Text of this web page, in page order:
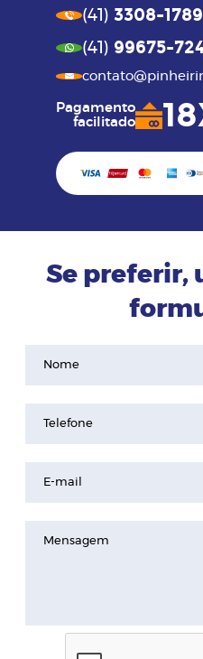
(41) 3308-1789
(41) 99675-
Pagamento
facilitado
Se preferir,
Nome
Telefone
E-mail
Mensagem